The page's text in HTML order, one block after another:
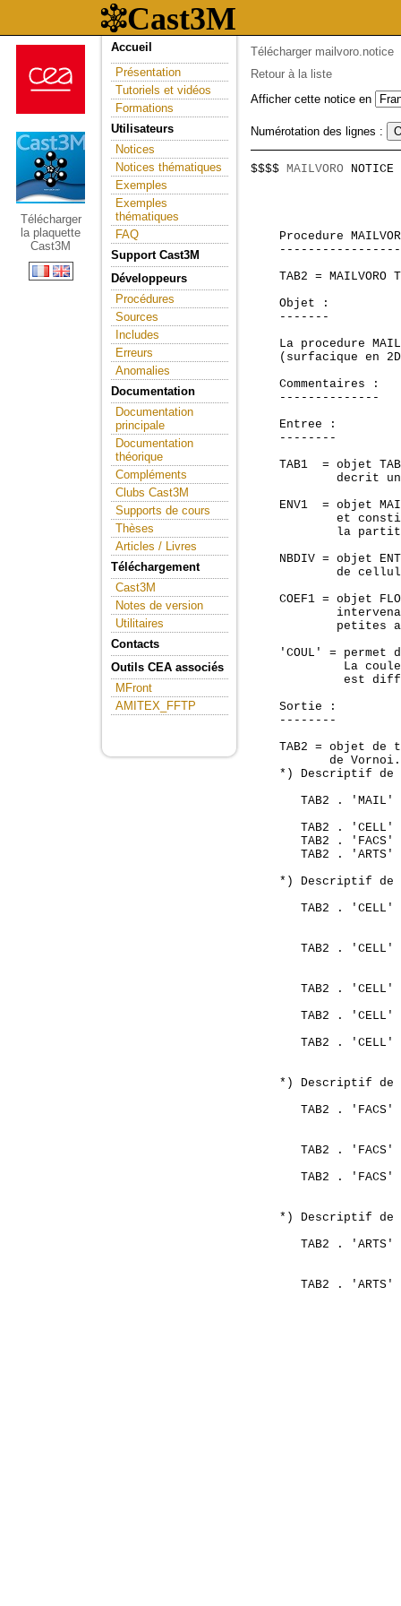
Télécharger
la plaquette
Cast3M
Accueil
Présentation
Tutoriels et vidéos
Formations
Utilisateurs
Notices
Notices thématiques
Exemples
Exemples
thématiques
FAQ
Support Cast3M
Développeurs
Procédures
Sources
Includes
Erreurs
Anomalies
Documentation
Documentation
principale
Documentation
théorique
Compléments
Clubs Cast3M
Supports de cours
Thèses
Articles / Livres
Téléchargement
Cast3M
Notes de version
Utilitaires
Contacts
Outils CEA associés
MFront
AMITEX_FFTP
Télécharger mailvoro.notice
Retour à la liste
Afficher cette notice en
Numérotation des lignes :
$$$$ MAILVORO
Procedure
TAB2 = MAILVORO
    Objet :
    -------
La procedure
(surfacique en
    Commentaires :
    --------------
    Entree :
    --------
TAB1  = objet
decrit
ENV1  = objet
et
la
NBDIV = objet
de
COEF1 = objet
petites
'COUL' = permet
La
est
    Sortie :
    --------
TAB2 = objet de
de
*) Descriptif de
TAB2 . 'MAIL'
TAB2 . 'CELL'
TAB2 . 'FACS'
TAB2 . 'ARTS'
*) Descriptif de
TAB2 . 'CELL'
TAB2 . 'CELL'
TAB2 . 'CELL'
TAB2 .
TAB2 . 'CELL'
*) Descriptif de
TAB2 .
TAB2 . 'FACS'
TAB2 . 'FACS'
*) Descriptif de
TAB2 . 'ARTS'
TAB2 . 'ARTS'